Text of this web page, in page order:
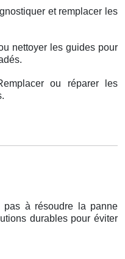
et remplacer les
nettoyer les guides pour
ou réparer les
à résoudre la panne
durables pour éviter